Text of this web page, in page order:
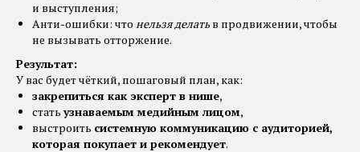
и выступления;
Анти-ошибки: что нельзя делатьв продвижении, чтобы
не вызывать отторжение.
Результат:
У вас будет чёткий, пошаговый план, как:
закрепиться как эксперт в нише,
статьузнаваемым медийным лицом,
выстроить системную коммуникацию с аудиторией,
которая покупает и рекомендует.